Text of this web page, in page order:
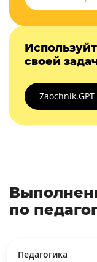
своей
Zaochnik.GPT
по
Педагогика